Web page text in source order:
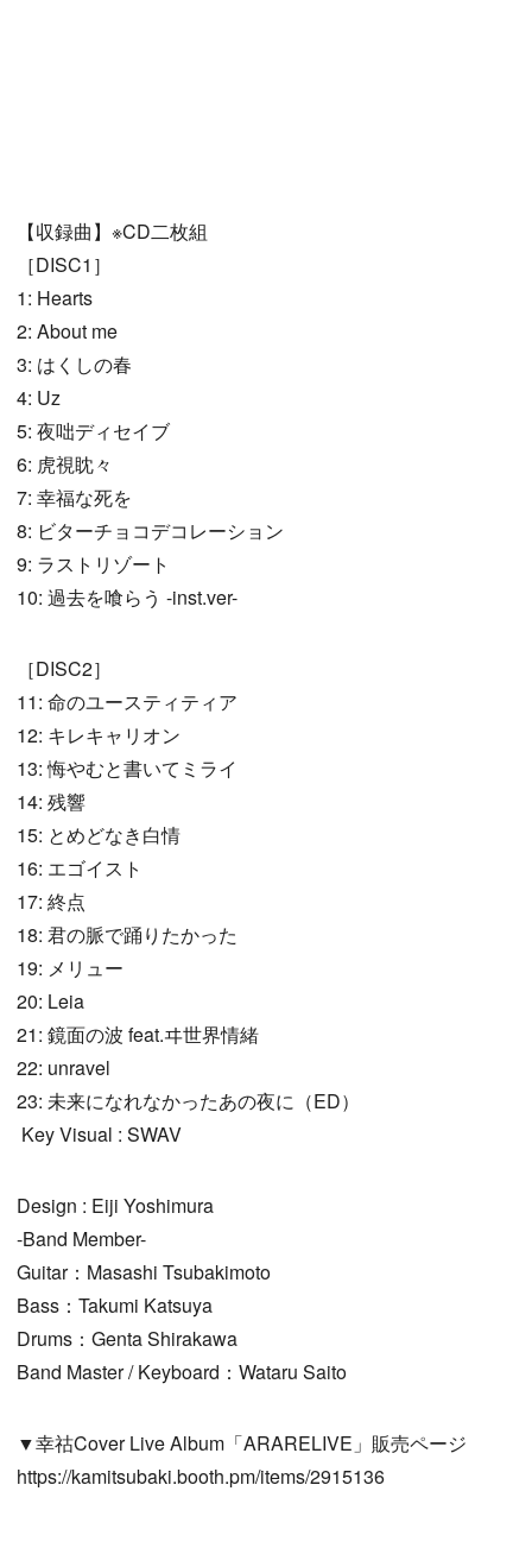
【収録曲】※CD二枚組
［DISC1］
1: Hearts
2: About me
3: はくしの春
4: Uz
5: 夜咄ディセイブ
6: 虎視眈々
7: 幸福な死を
8: ビターチョコデコレーション
9: ラストリゾート
10: 過去を喰らう -inst.ver-
［DISC2］
11: 命のユースティティア
12: キレキャリオン
13: 悔やむと書いてミライ
14: 残響
15: とめどなき白情
16: エゴイスト
17: 終点
18: 君の脈で踊りたかった
19: メリュー
20: Leia
21: 鏡面の波 feat.ヰ世界情緒
22: unravel
23: 未来になれなかったあの夜に（ED）
Key Visual : SWAV
Design : Eiji Yoshimura
-Band Member-
Guitar：Masashi Tsubakimoto
Bass：Takumi Katsuya
Drums：Genta Shirakawa
Band Master / Keyboard：Wataru Saito
▼幸祜Cover Live Album「ARARELIVE」販売ページ
https://kamitsubaki.booth.pm/items/2915136